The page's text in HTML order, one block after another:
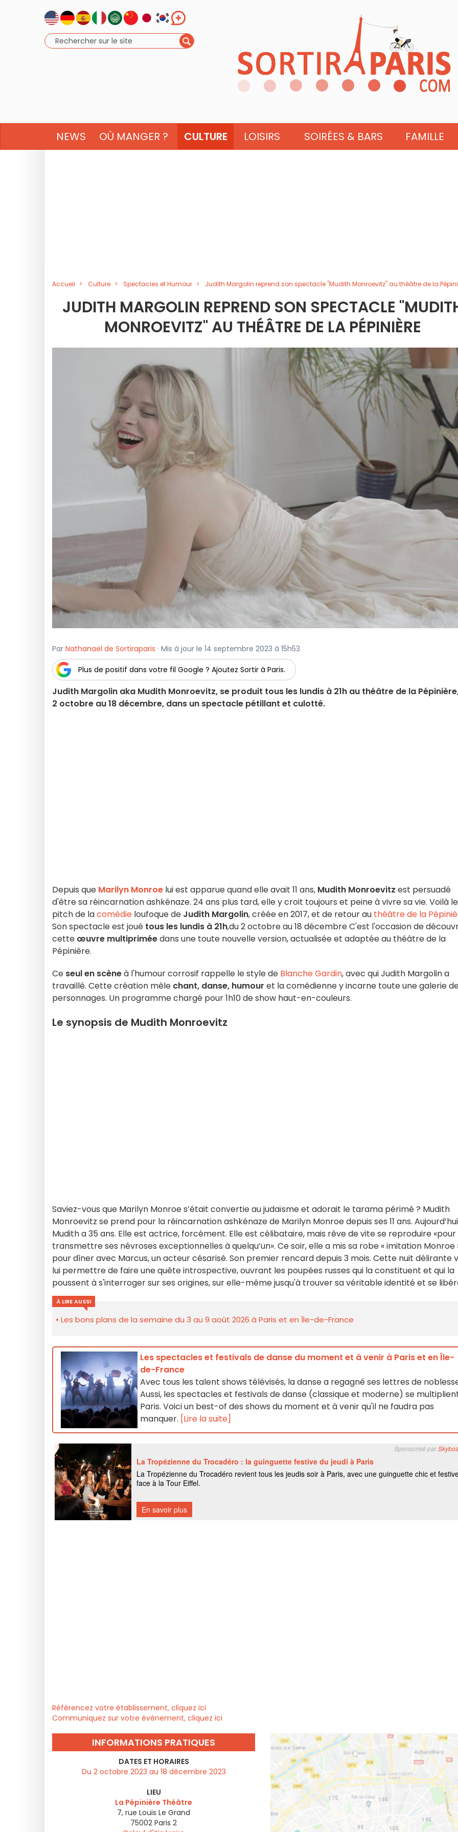
NEWS OÙ MANGER ? CULTURE LOISIRS SOIRÉES & BARS FAMILLE
Accueil Culture Spectacles et Humour Judith Margolin reprend son spectacle "Mudith Monroevitz" au théâtre de la
JUDITH MARGOLIN REPREND SON SPECTACLE
MONROEVITZ" AU THÉÂTRE DE LA PÉPINIÈRE
Par Nathanaël de Sortiraparis · Mis à jour le 14 septembre 2023 à 15h53
Plus de positif dans votre fil Google ? Ajoutez Sortir à Paris.
Judith Margolin aka Mudith Monroevitz, se produit tous les lundis à 21h au théâtre de la
2 octobre au 18 décembre, dans un spectacle pétillant et culotté.
Depuis que Marilyn Monroe lui est apparue quand elle avait 11 ans, Mudith Monroevitz est persuadé
d'être sa réincarnation ashkénaze. 24 ans plus tard, elle y croit toujours et peine à vivre sa vie. Voilà le
pitch de lacomédie loufoque de Judith Margolin, créée en 2017, et de retour au théâtre de la
Son spectacle est joué tous les lundis à 21h,du 2 octobre au 18 décembre C'est l'occasion de
cette œuvre multipriméedans une toute nouvelle version, actualisée et adaptée au théâtre de la
Pépinière.
Ce seul en scèneà l'humour corrosif rappelle le style de Blanche Gardin, avec qui Judith Margolin a
travaillé. Cette création mêle chant, danse, humour et la comédienne y incarne toute une galerie
personnages. Un programme chargé pour 1h10 de show haut-en-couleurs.
Le synopsis de Mudith Monroevitz
Saviez-vous que Marilyn Monroe s’était convertie au judaïsme et adorait le tarama périmé ? Mudith
Monroevitz se prend pour la réincarnation ashkénaze de Marilyn Monroe depuis ses 11 ans. Aujourd’hui
Mudith a 35 ans. Elle est actrice, forcément. Elle est célibataire, mais rêve de vite se reproduire «pour
transmettre ses névroses exceptionnelles à quelqu’un». Ce soir, elle a mis sa robe « imitation Monroe
pour dîner avec Marcus, un acteur césarisé. Son premier rencard depuis 3 mois. Cette nuit délirante
lui permettre de faire une quête introspective, ouvrant les poupées russes qui la constituent et qui la
poussent à s'interroger sur ses origines, sur elle-même jusqu'à trouver sa véritable identité et se
À LIRE AUSSI
Les bons plans de la semaine du 3 au 9 août 2026 à Paris et en Île-de-France
Les spectacles et festivals de danse du moment et à venir à Paris et en Île-
de-France
Avec tous les talent shows télévisés, la danse a regagné ses lettres de
Aussi, les spectacles et festivals de danse (classique et moderne) se
Paris. Voici un best-of des shows du moment et à venir qu'il ne faudra pas
manquer. [Lire la suite]
Référencez votre établissement, cliquez ici
Communiquez sur votre évènement, cliquez ici
INFORMATIONS PRATIQUES
DATES ET HORAIRES
Du 2 octobre 2023 au 18 décembre 2023
LIEU
La Pépinière Théâtre
7, rue Louis Le Grand
75002 Paris 2